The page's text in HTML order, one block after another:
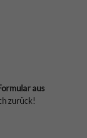
aus
zurück!